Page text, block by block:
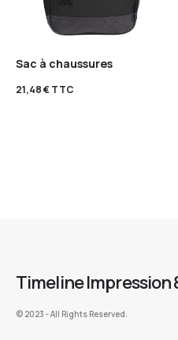
Sac à chaussures
21,48€TTC
Timeline Impression
©️ 2023 - All Rights Reserved.